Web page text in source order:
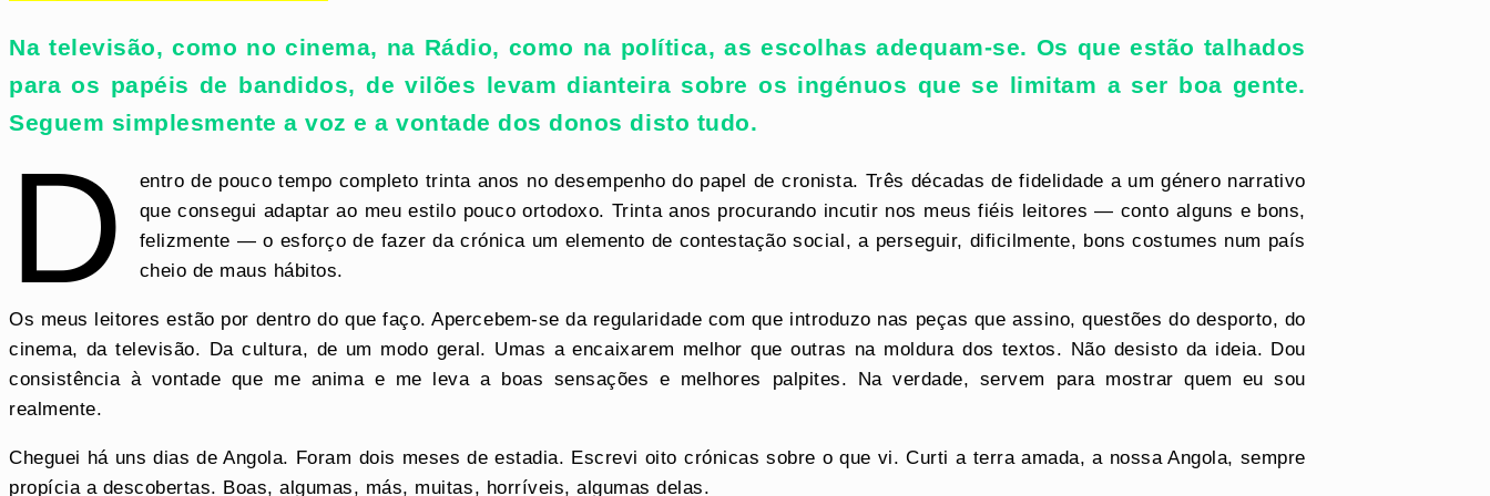
Na televisão, como no cinema, na Rádio, como na política, as escolhas adequam-se. Os que estão talhados
para os papéis de bandidos, de vilões levam dianteira sobre os ingénuos que se limitam a ser boa gente.
Seguem simplesmente a voz e a vontade dos donos disto tudo.
D
entro de pouco tempo completo trinta anos no desempenho do papel de cronista. Três décadas de fidelidade a um género narrativo
que consegui adaptar ao meu estilo pouco ortodoxo. Trinta anos procurando incutir nos meus fiéis leitores — conto alguns e bons,
felizmente — o esforço de fazer da crónica um elemento de contestação social, a perseguir, dificilmente, bons costumes num país
cheio de maus hábitos.
Os meus leitores estão por dentro do que faço. Apercebem-se da regularidade com que introduzo nas peças que assino, questões do desporto, do
cinema, da televisão. Da cultura, de um modo geral. Umas a encaixarem melhor que outras na moldura dos textos. Não desisto da ideia. Dou
consistência à vontade que me anima e me leva a boas sensações e melhores palpites. Na verdade, servem para mostrar quem eu sou
realmente.
Cheguei há uns dias de Angola. Foram dois meses de estadia. Escrevi oito crónicas sobre o que vi. Curti a terra amada, a nossa Angola, sempre
propícia a descobertas. Boas, algumas, más, muitas, horríveis, algumas delas.